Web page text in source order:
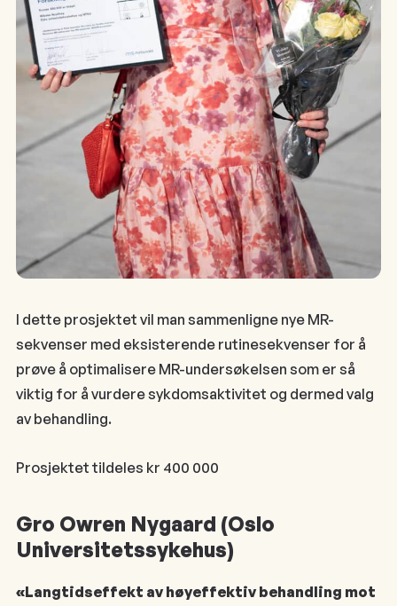
I dette prosjektet vil man sammenligne nye MR-
sekvenser med eksisterende rutinesekvenser for å
prøve å optimalisere MR-undersøkelsen som er så
viktig for å vurdere sykdomsaktivitet og dermed valg
av behandling.
Prosjektet tildeles kr 400 000
Gro Owren Nygaard (Oslo
Universitetssykehus)
«Langtidseffekt av høyeffektiv behandling mot